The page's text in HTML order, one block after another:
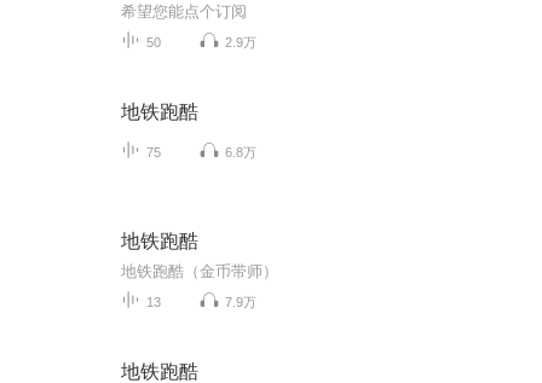
希望您能点个订阅
50 2.9万
地铁跑酷
75 6.8万
地铁跑酷
地铁跑酷（金币带师）
13 7.9万
地铁跑酷